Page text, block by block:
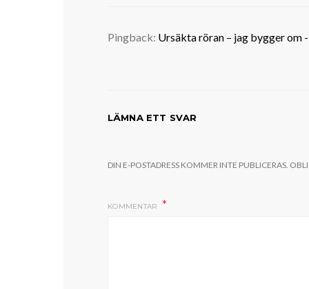
Pingback: Ursäkta röran – jag bygger om
LÄMNA ETT SVAR
DIN E-POSTADRESS KOMMER INTE PUBLICERAS.
KOMMENTAR